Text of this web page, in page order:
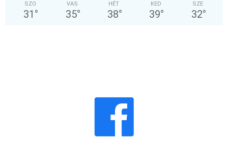
SZO
31 °
VAS
35°
HÉT
38°
KED
39°
SZE
32°